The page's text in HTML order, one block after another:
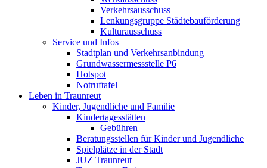
Verkehrsausschuss
Lenkungsgruppe Städtebauförderung
Kulturausschuss
Service und Infos
Stadtplan und Verkehrsanbindung
Grundwassermessstelle P6
Hotspot
Notruftafel
Leben in Traunreut
Kinder, Jugendliche und Familie
Kindertagesstätten
Gebühren
Beratungsstellen für Kinder und Jugendliche
Spielplätze in der Stadt
JUZ Traunreut